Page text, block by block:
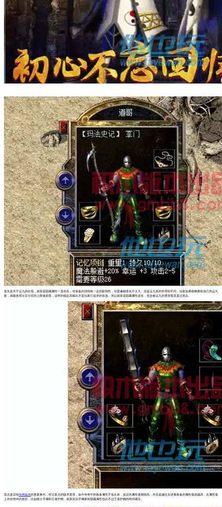
首先是关于运九的出现，就算是隐藏属性一直存在，对装备的强弱有一定的影响性，但普遍都变化不太大。但是运九套的作用却不同，玩家如果能够拥有自己的运九
套，就能发挥出百分百的上限值损害，这样的稳定高输出才是玩家们追求的首选。所以就算是隐藏属性还在，也会被运九的逐渐普及盖过风头。
其次是后续传奇版本的更新换代，经过多次的版本更替，如今传奇中的装备属性不似从前，设定的属性值都很高，并且是越往后进展装备的属性值就越高，在属性值
上存在绝对的差距，比如骑士手镯和王者护腕，就算其实手镯拥有隐藏属性也比不过王者护腕的绝对碾压。